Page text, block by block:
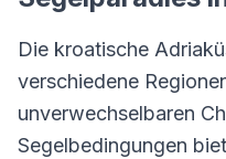
Die kroatische
verschiedene
unverwechselbaren
Segelbedingungen